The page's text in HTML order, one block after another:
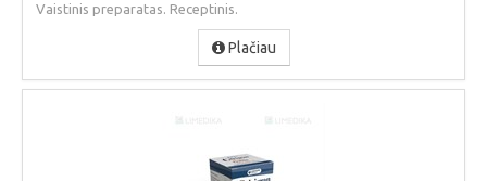
Vaistinis preparatas. Receptinis.
Plačiau